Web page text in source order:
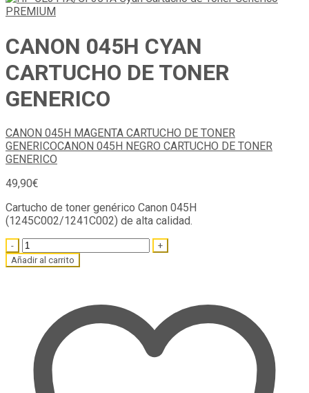
CANON 045H CYAN
CARTUCHO DE TONER
GENERICO
CANON 045H MAGENTA CARTUCHO DE TONER
GENERICOCANON 045H NEGRO CARTUCHO DE TONER
GENERICO
49,90€
Cartucho de toner genérico Canon 045H
(1245C002/1241C002) de alta calidad.
Quantity
Añadir al carrito